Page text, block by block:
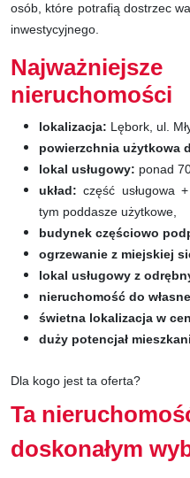
osób, które potrafią dostrzec
inwestycyjnego.
nieruchomości
lokalizacja: Lębork, ul.
powierzchnia użytkowa
lokal usługowy: ponad
układ: część usługowa
tym poddasze użytkowe,
budynek częściowo
ogrzewanie z miejskiej
lokal usługowy z
nieruchomość do
świetna lokalizacja w
duży potencjał
Dla kogo jest ta oferta?
Ta
doskonałym